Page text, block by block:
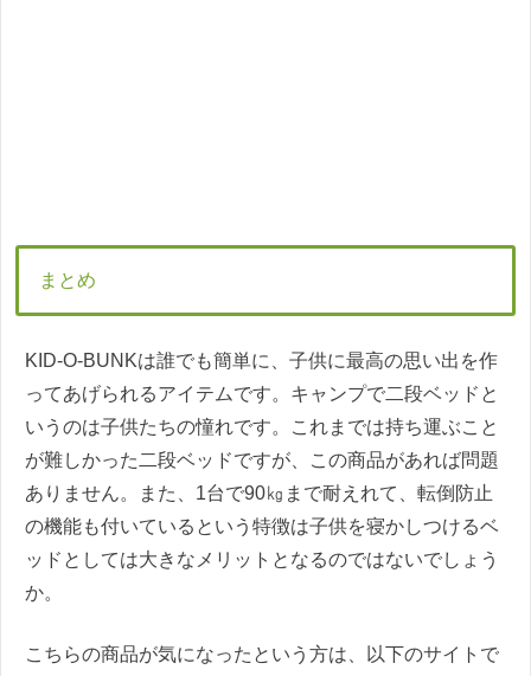
まとめ
KID-O-BUNKは誰でも簡単に、子供に最高の思い出を作
ってあげられるアイテムです。キャンプで二段ベッドと
いうのは子供たちの憧れです。これまでは持ち運ぶこと
が難しかった二段ベッドですが、この商品があれば問題
ありません。また、1台で90㎏まで耐えれて、転倒防止
の機能も付いているという特徴は子供を寝かしつけるベ
ッドとしては大きなメリットとなるのではないでしょう
か。
こちらの商品が気になったという方は、以下のサイトで